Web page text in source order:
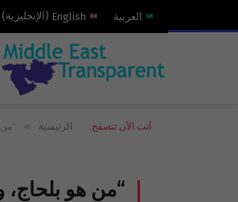
العربية English
( الإنجليزية)
أنت الآن تتصفح: الرئيسية »
“من هو بلحاج،